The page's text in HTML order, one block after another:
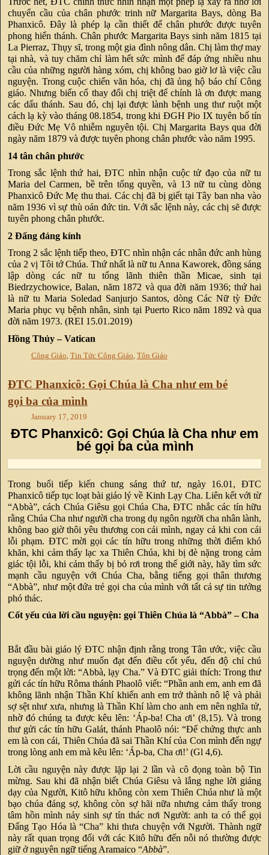
chuyển cầu của chân phước trinh nữ Margarita Bays, dòng Ba
Phanxicô. Đây là phép lạ cần thiết để chân phước được tuyên
phong hiển thánh. Chân phước Margarita Bays sinh năm 1815 tại
La Pierraz, Thụy sĩ, trong một gia đình nông dân. Chị làm thợ may
tại nhà, và tuy chăm chỉ làm hết sức mình để đáp ứng nhiều nhu
cầu của những người hàng xóm, chị không bao giờ lơ là việc cầu
nguyện. Trong cuộc chiến văn hóa, chị đã ủng hộ báo chí Công
giáo. Nhưng biến cố thay đổi chị triệt để chính là ơn được mang
các dấu thánh. Sau đó, chị lại được lành bệnh ung thư ruột một
cách lạ kỳ vào tháng 08.1854, trong khi ĐGH Pio IX tuyên bố tín
điều Đức Mẹ Vô nhiễm nguyên tội. Chị Margarita Bays qua đời
ngày năm 1879 và được tuyên phong chân phước vào năm 1995.
14 tân chân phước
Trong sắc lệnh thứ hai, ĐTC nhìn nhận cuộc tử đạo của nữ tu
Maria del Carmen, bề trên tổng quyền, và 13 nữ tu cùng dòng
Phanxicô Đức Mẹ thu thai. Các chị đã bị giết tại Tây ban nha vào
năm 1936 vì sự thù oán đức tin. Với sắc lệnh này, các chị sẽ được
tuyên phong chân phước.
2 Đấng đáng kính
Trong 2 sắc lệnh tiếp theo, ĐTC nhìn nhận các nhân đức anh hùng
của 2 vị Tôi tớ Chúa. Thứ nhất là nữ tu Anna Kaworek, đồng sáng
lập dòng các nữ tu tổng lãnh thiên thần Micae, sinh tại
Biedrzychowice, Balan, năm 1872 và qua đời năm 1936; thứ hai
là nữ tu Maria Soledad Sanjurjo Santos, dòng Các Nữ tỳ Đức
Maria phục vụ bệnh nhân, sinh tại Puerto Rico năm 1892 và qua
đời năm 1973. (REI 15.01.2019)
Hồng Thủy – Vatican
Công Giáo Tin Tức Công Giáo Tôn Giáo
ĐTC Phanxicô: Gọi Chúa là Cha như em bé
gọi ba của mình
January 17, 2019
ĐTC Phanxicô: Gọi Chúa là Cha như em
bé gọi ba của mình
Trong buổi tiếp kiến chung sáng thứ tư, ngày 16.01, ĐTC
Phanxicô tiếp tục loạt bài giáo lý về Kinh Lạy Cha. Liên kết với từ
“Abbà”, cách Chúa Giêsu gọi Chúa Cha, ĐTC nhắc các tín hữu
rằng Chúa Cha như người cha trong dụ ngôn người cha nhân lành,
không bao giờ thôi yêu thương con cái mình, ngay cả khi con cái
lỗi phạm. ĐTC mời gọi các tín hữu trong những thời điểm khó
khăn, khi cảm thấy lạc xa Thiên Chúa, khi bị đè nặng trong cảm
giác tội lỗi, khi cảm thấy bị bỏ rơi trong thế giới này, hãy tìm sức
mạnh cầu nguyện với Chúa Cha, bằng tiếng gọi thân thương
“Abbà”, như một đứa trẻ gọi cha của mình với tất cả sự tin tưởng
phó thác.
Cốt yếu của lời cầu nguyện: gọi Thiên Chúa là “Abbà” – Cha
Bắt đầu bài giáo lý ĐTC nhận định rằng trong Tân ước, việc cầu
nguyện dường như muốn đạt đến điều cốt yếu, đến độ chỉ chú
trọng đến một lời: “Abbà, lạy Cha.” Và ĐTC giải thích: Trong thư
gửi các tín hữu Rôma thánh Phaolô viết: “Phần anh em, anh em đã
không lãnh nhận Thần Khí khiến anh em trở thành nô lệ và phải
sợ sệt như xưa, nhưng là Thần Khí làm cho anh em nên nghĩa tử,
nhờ đó chúng ta được kêu lên: ‘Áp-ba! Cha ơi’ (8,15). Và trong
thư gửi các tín hữu Galát, thánh Phaolô nói: “Để chứng thực anh
em là con cái, Thiên Chúa đã sai Thần Khí của Con mình đến ngự
trong lòng anh em mà kêu lên: ‘Áp-ba, Cha ơi!’ (Gl 4,6).
Lời cầu nguyện này được lặp lại 2 lần và cô đọng toàn bộ Tin
mừng. Sau khi đã nhận biết Chúa Giêsu và lắng nghe lời giảng
dạy của Người, Kitô hữu không còn xem Thiên Chúa như là một
bạo chúa đáng sợ, không còn sợ hãi nữa nhưng cảm thấy trong
tâm hồn mình nảy sinh sự tín thác nơi Người: anh ta có thể gọi
Đấng Tạo Hóa là “Cha” khi thưa chuyện với Người. Thành ngữ
này rất quan trọng đối với các Kitô hữu đến nỗi nó thường được
giữ ở nguyên ngữ tiếng Aramaico “Abbà”.